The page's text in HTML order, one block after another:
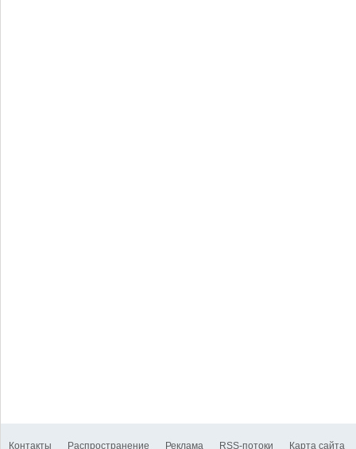
Контакты Распространение Реклама RSS-потоки Карта сайта